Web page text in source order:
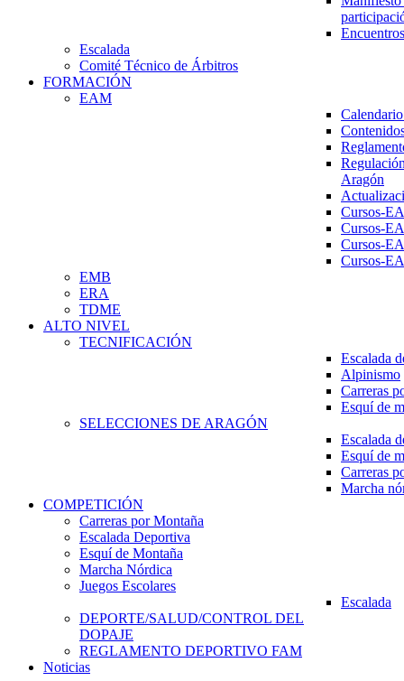
Escalada
Comité Técnico de Árbitros
FORMACIÓN
EAM
Aragón
Cursos-
Cursos-
Cursos-
Cursos-
EMB
ERA
TDME
ALTO NIVEL
TECNIFICACIÓN
Escalada
Alpinismo
Carreras
Esquí de
SELECCIONES DE ARAGÓN
Escalada
Esquí de
Carreras
Marcha
COMPETICIÓN
Carreras por Montaña
Escalada Deportiva
Esquí de Montaña
Marcha Nórdica
Juegos Escolares
Escalada
DEPORTE/SALUD/CONTROL DEL
DOPAJE
REGLAMENTO DEPORTIVO FAM
Noticias